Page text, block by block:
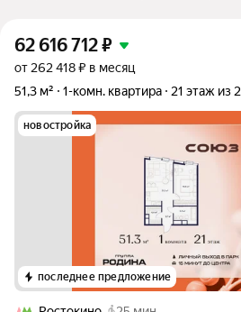
62 616 712₽
от 262 418 ₽ в месяц
51,3 м²
1-комн. квартира 21 этаж из
новостройка
последнее предложение